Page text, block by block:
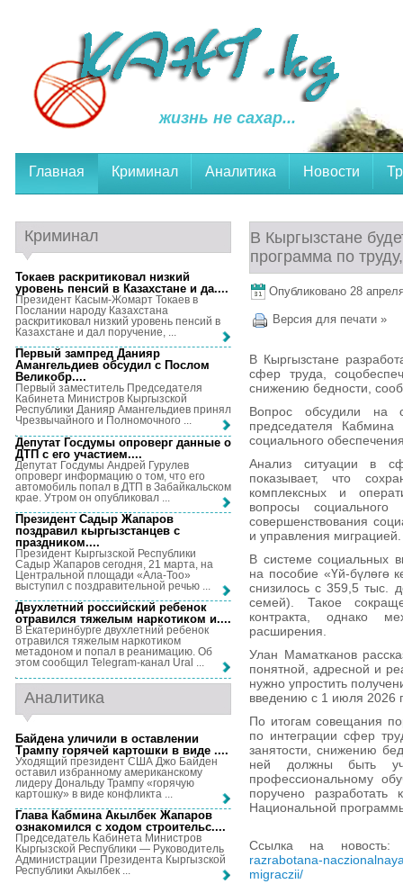
жизнь не сахар...
Главная Криминал Аналитика Новости
В Кыргызстане
программа по
Опубликовано 28
Версия для печати »
В Кыргызстане
сфер труда,
снижению бедности,
Вопрос обсудили на
председателя
социального
Анализ ситуации в
показывает, что
комплексных и
вопросы социального
совершенствования
и управления миграцией.
В системе социальных
на пособие «Үй-бүлөгө
снизилось с 359,5 тыс.
семей). Такое
контракта, однако
расширения.
Улан Маматканов
понятной, адресной и
нужно упростить
введению с 1 июля 2026
По итогам совещания
по интеграции сфер
занятости, снижению
ней должны быть
профессиональному
поручено
Национальной
Ссылка на
razrabotana-
migraczii/
Криминал
Токаев раскритиковал низкий
уровень пенсий в Казахстане и да....
Президент Касым-Жомарт Токаев в
Послании народу Казахстана
раскритиковал низкий уровень пенсий в
Казахстане и дал поручение, ...
Первый зампред Данияр
Амангельдиев обсудил с Послом
Великобр....
Первый заместитель Председателя
Кабинета Министров Кыргызской
Республики Данияр Амангельдиев принял
Чрезвычайного и Полномочного ...
Депутат Госдумы опроверг данные о
ДТП с его участием....
Депутат Госдумы Андрей Гурулев
опроверг информацию о том, что его
автомобиль попал в ДТП в Забайкальском
крае. Утром он опубликовал ...
Президент Садыр Жапаров
поздравил кыргызстанцев с
праздником....
Президент Кыргызской Республики
Садыр Жапаров сегодня, 21 марта, на
Центральной площади «Ала-Тоо»
выступил с поздравительной речью ...
Двухлетний российский ребенок
отравился тяжелым наркотиком и....
В Екатеринбурге двухлетний ребенок
отравился тяжелым наркотиком
метадоном и попал в реанимацию. Об
этом сообщил Telegram-канал Ural ...
Аналитика
Байдена уличили в оставлении
Трампу горячей картошки в виде ....
Уходящий президент США Джо Байден
оставил избранному американскому
лидеру Дональду Трампу «горячую
картошку» в виде конфликта ...
Глава Кабмина Акылбек Жапаров
ознакомился с ходом строительс....
Председатель Кабинета Министров
Кыргызской Республики — Руководитель
Администрации Президента Кыргызской
Республики Акылбек ...